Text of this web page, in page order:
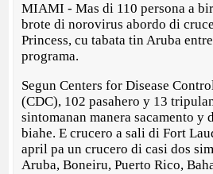
MIAMI - Mas di 110 persona a
brote di norovirus abordo di
Princess, cu tabata tin Aruba
programa.
Segun Centers for Disease
(CDC), 102 pasahero y 13
sintomanan manera sacamento y
biahe. E crucero a sali di Fort
april pa un crucero di casi dos
Aruba, Boneiru, Puerto Rico,